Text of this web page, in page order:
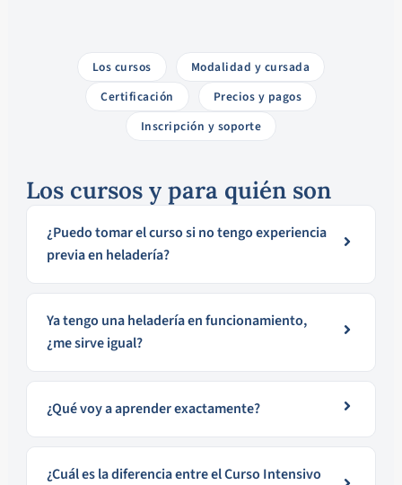
Los cursos
Modalidad y cursada
Certificación
Precios y pagos
Inscripción y soporte
Los cursos y para quién son
¿Puedo tomar el curso si no tengo experiencia
previa en heladería?
Ya tengo una heladería en funcionamiento,
¿me sirve igual?
¿Qué voy a aprender exactamente?
¿Cuál es la diferencia entre el Curso Intensivo